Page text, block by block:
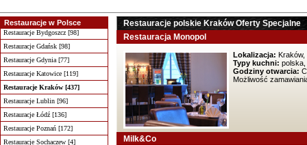
Restauracje w Polsce
Restauracje Bydgoszcz [98]
Restauracje Gdańsk [98]
Restauracje Gdynia [77]
Restauracje Katowice [119]
Restauracje Kraków [437]
Restauracje Lublin [96]
Restauracje Łódź [136]
Restauracje Poznań [172]
Restauracje Sochaczew [4]
Restauracje polskie Kraków Oferty Specjalne
Restauracja Monopol
Lokalizacja: Kraków,
Typy kuchni:
Godziny otwarcia:
Możliwość
Milk&Co